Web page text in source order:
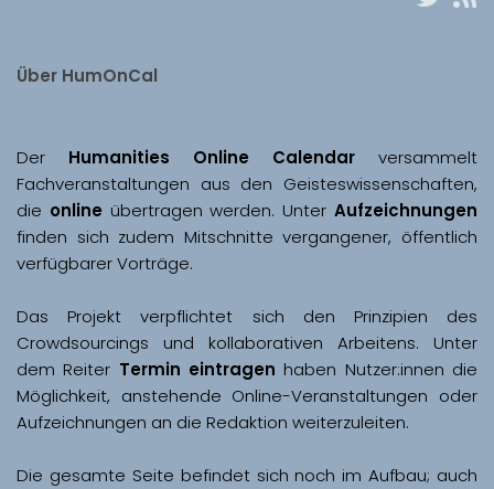
Über HumOnCal
Der Humanities Online Calendar versammelt
Fachveranstaltungen aus den Geisteswissenschaften,
die online übertragen werden. Unter Aufzeichnungen
finden sich zudem Mitschnitte vergangener, öffentlich
Das Projekt verpflichtet sich den Prinzipien des
Crowdsourcings und kollaborativen Arbeitens. Unter
dem Reiter Termin eintragen haben Nutzer:innen die
Möglichkeit, anstehende Online-Veranstaltungen oder
Aufzeichnungen an die Redaktion weiterzuleiten.
Die gesamte Seite befindet sich noch im Aufbau; auch